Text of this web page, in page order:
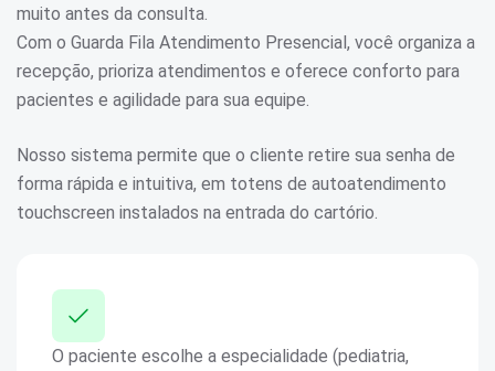
muito antes da consulta.
Com o Guarda Fila Atendimento Presencial, você organiza a
recepção, prioriza atendimentos e oferece conforto para
pacientes e agilidade para sua equipe.
Nosso sistema permite que o cliente retire sua senha de
forma rápida e intuitiva, em totens de autoatendimento
touchscreen instalados na entrada do cartório.
O paciente escolhe a especialidade (pediatria,